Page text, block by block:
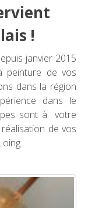
!
janvier 2015
peinture de vos
dans la région
dans le
sont à votre
de vos